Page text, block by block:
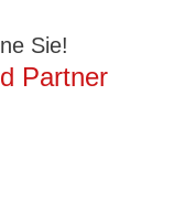
Sie!
Partner